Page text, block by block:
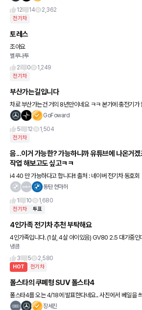
12
14 2,362
전기차
토레스
조아요
벨루나투
2
0 1,249
전기차
부산가는길입니다
차로 부산가는건 거의 8년만이네요 ㅋㅋ 본가에 충전기가 없어서 통
도사 휴게소에서 충전하고 있네요 수원- 부산 부산 도착하고 베터리
GoFoward
5
12 1,504
전기차
음...이거 가능한? 가능하니까 유튜브에 나온거
작업 해보고도 싶고ㅋㅋ
i4 40 만 가능하다고 합니다!! 출처 : 네이버 전기차 동호회
동탄 현마허
1
10 1,680
전기차 투표
4인가족 전기차 추천 부탁해요
4인가족입니다. (1살, 4살 아이있음) GV80 2.5 대기중인
슷한 금액대로 전기차가 가능해보여 고민됩니다. 아래 3개 차
60은 와이프
냉큼
3
5 2,580
HOT 전기차
폴스타의 쿠페형 SUV 폴스타4
폴스타4를 오는 4/18에 발표한다네요.. 사진에서 베일을
차가 폴스타4라고 합니다. 저는 개인적으로 사진의 젤 오른
장세진